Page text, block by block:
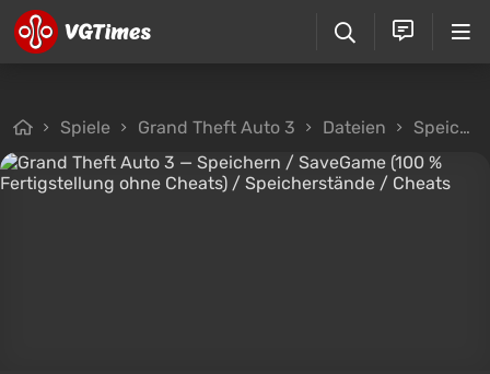
Spiele Grand Theft Auto 3 Dateien Speicherstände